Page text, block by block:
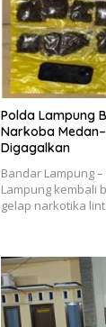
Polda Lampung
Narkoba
Digagalkan
Bandar Lampung
Lampung kembali
gelap narkotika